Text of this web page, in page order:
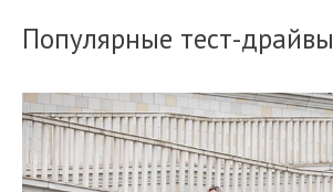
Популярные тест-драйвы